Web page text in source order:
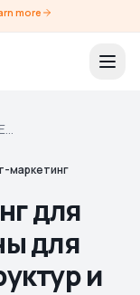
more
маркетинг
для
для
и